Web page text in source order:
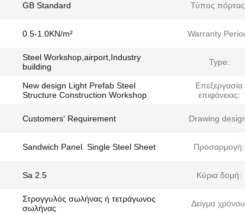
GB Standard Τύπος
0.5-1.0KN/m² Warranty
Steel Workshop,airport,Industry
building
Type:
New design Light Prefab Steel
Structure Construction Workshop
Επεξεργασία
επιφάνειας:
Customers' Requirement Drawing
Sandwich Panel. Single Steel Sheet Προσαρμογή:
Sa 2.5 Κύρια δομή:
Στρογγυλός σωλήνας ή τετράγωνος
σωλήνας
Δείγμα